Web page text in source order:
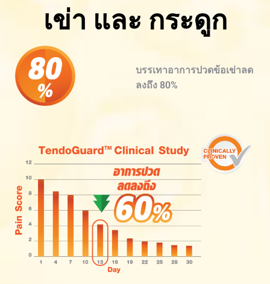
เข่า และ กระดูก
บรรเทาอาการปวดข้อเข่าลด
ลงถึง 80%